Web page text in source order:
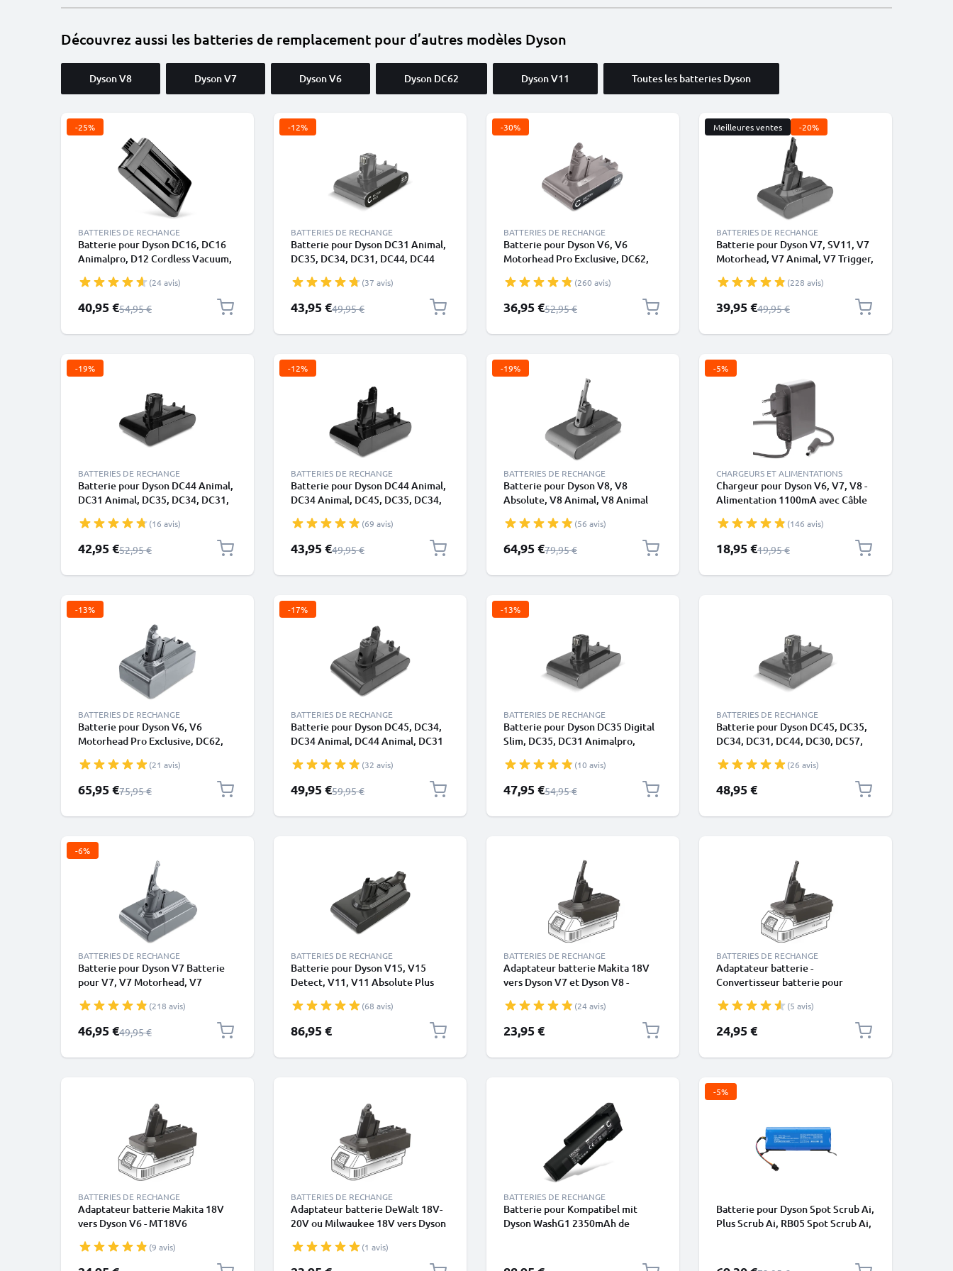
Découvrez aussi les batteries de remplacement pour d’autres modèles Dyson
Dyson V8 Dyson V7 Dyson V6 Dyson DC62 Dyson V11 Toutes les batteries Dyson
-25%
BATTERIES DE RECHANGE
Batterie pour Dyson DC16, DC16
Animalpro, D12 Cordless Vacuum,
Issey Miyake, DC16 Handheld
1500mAh de CELLONIC
(24 avis)
Prix spécial
40,95 €Prix normal
54,95 €
-12%
BATTERIES DE RECHANGE
Batterie pour Dyson DC31 Animal,
DC35, DC34, DC31, DC44, DC44
05 1500mAh - Convient
uniquement au type A - Batterie à
encliqueter - de CELLONIC
(37 avis)
Prix spécial
43,95 €Prix normal
49,95 €
-30%
BATTERIES DE RECHANGE
Batterie pour Dyson V6, V6
Motorhead Pro Exclusive, DC62,
967810-21 Type B - Batterie à vis
2000mAh de CELLONIC
(260 avis)
Prix spécial
36,95 €Prix normal
52,95 €
Meilleures ventes -20%
BATTERIES DE RECHANGE
Batterie pour Dyson V7, SV11, V7
Motorhead, V7 Animal, V7 Trigger,
CELLONIC - Batterie à vis
(228 avis)
Prix spécial
39,95 €Prix normal
49,95 €
-19%
BATTERIES DE RECHANGE
Batterie pour Dyson DC44 Animal,
DC31 Animal, DC35, DC34, DC31,
2000mAh - Convient uniquement
au type A - Batterie à encliqueter -
de CELLONIC
(16 avis)
Prix spécial
42,95 €Prix normal
52,95 €
-12%
BATTERIES DE RECHANGE
Batterie pour Dyson DC44 Animal,
DC34 Animal, DC45, DC35, DC34,
05) 2000mAh - type B - Batterie à
vis de CELLONIC
(69 avis)
Prix spécial
43,95 €Prix normal
49,95 €
-19%
BATTERIES DE RECHANGE
Batterie pour Dyson V8, V8
Absolute, V8 Animal, V8 Animal
(Dyson 215681), SV10, SV25
4000mAh de CELLONIC
(56 avis)
Prix spécial
64,95 €Prix normal
79,95 €
-5%
CHARGEURS ET ALIMENTATIONS
Chargeur pour Dyson V6, V7, V8 -
Alimentation 1100mA avec Câble
sans fil
(146 avis)
Prix spécial
18,95 €Prix normal
19,95 €
-13%
BATTERIES DE RECHANGE
Batterie pour Dyson V6, V6
Motorhead Pro Exclusive, DC62,
967810-21 4000mAh de CELLONIC
- Batterie à vis (Non compatible
avec un chargeur mural)
(21 avis)
Prix spécial
65,95 €Prix normal
75,95 €
-17%
BATTERIES DE RECHANGE
Batterie pour Dyson DC45, DC34,
DC34 Animal, DC44 Animal, DC31
DC56 2500mAh de CELLONIC -
Batterie à vis
(32 avis)
Prix spécial
49,95 €Prix normal
59,95 €
-13%
BATTERIES DE RECHANGE
Batterie pour Dyson DC35 Digital
Slim, DC35, DC31 Animalpro,
DC30 1500mAh - Convient
uniquement au type A - Batterie à
encliqueter - de CELLONIC
(10 avis)
Prix spécial
47,95 €Prix normal
54,95 €
BATTERIES DE RECHANGE
Batterie pour Dyson DC45, DC35,
DC34, DC31, DC44, DC30, DC57,
uniquement au type A - Batterie à
encliqueter - de CELLONIC
(26 avis)
48,95 €
-6%
BATTERIES DE RECHANGE
Batterie pour Dyson V7 Batterie
pour V7, V7 Motorhead, V7
V7 Total Clean, SV11 Type B
(Dyson 968670-02) (21.6V,
2500mAh) de CELLONIC - Batterie
(218 avis)
Prix spécial
46,95 €Prix normal
49,95 €
BATTERIES DE RECHANGE
Batterie pour Dyson V15, V15
Detect, V11, V11 Absolute Plus
SV18, SV22 Type A - Batterie à
encliqueter - 4000mAh de
CELLONIC
(68 avis)
86,95 €
BATTERIES DE RECHANGE
Adaptateur batterie Makita 18V
vers Dyson V7 et Dyson V8 -
aspirateurs de CELLONIC
(24 avis)
23,95 €
BATTERIES DE RECHANGE
Adaptateur batterie -
Convertisseur batterie pour
(5 avis)
24,95 €
BATTERIES DE RECHANGE
Adaptateur batterie Makita 18V
vers Dyson V6 - MT18V6
aspirateurs Dyson de CELLONIC
(9 avis)
BATTERIES DE RECHANGE
Adaptateur batterie DeWalt 18V-
20V ou Milwaukee 18V vers Dyson
aspirateurs Dyson de CELLONIC
(1 avis)
BATTERIES DE RECHANGE
Batterie pour Kompatibel mit
Dyson WashG1 2350mAh de
-5%
Batterie pour Dyson Spot Scrub Ai,
Plus Scrub Ai, RB05 Spot Scrub Ai,
Prix spécial